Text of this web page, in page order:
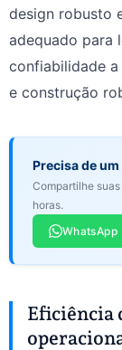
design robusto
adequado para
confiabilidade
e construção
Precisa de
Compartilhe
horas.
WhatsApp
Eficiência